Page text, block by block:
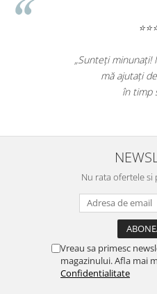
Baterii si acumulatori
Incarcatoare wireless
Incarcatoare cu fir si auto
Ceasuri smart - Smartwatch
Cartuse, tonere, consumabile
Suporturi si huse telefoane &
Periferice PC si accesorii
Ergnonomice
„Sunteți
mă ajutați
în timp
Nu rata ofertele
Vreau sa primesc
magazinului. Afla mai
Confidentialitate